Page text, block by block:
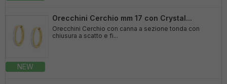
NEW
Orecchini Cerchio mm 17 con Crystal...
Orecchini Cerchio con canna a sezione tonda con
chiusura a scatto e fi...